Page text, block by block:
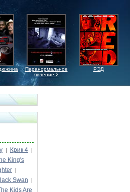
Паранормальное
явление 2
РЭД
| Крик 4 |
King's
|
Swan |
Kids Are